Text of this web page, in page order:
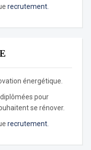
recrutement.
énergétique.
pour
se rénover.
recrutement.